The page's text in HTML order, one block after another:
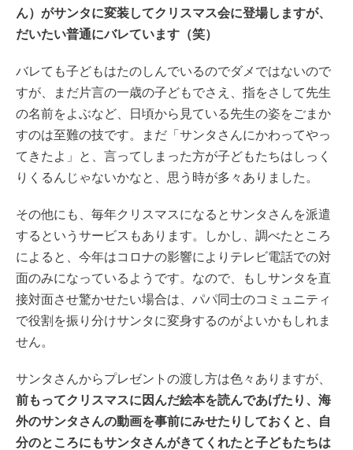
ん）がサンタに変装してクリスマス会に登場しますが、
だいたい普通にバレています（笑）
バレても子どもはたのしんでいるのでダメではないので
すが、まだ片言の一歳の子どもでさえ、指をさして先生
の名前をよぶなど、日頃から見ている先生の姿をごまか
すのは至難の技です。まだ「サンタさんにかわってやっ
てきたよ」と、言ってしまった方が子どもたちはしっく
りくるんじゃないかなと、思う時が多々ありました。
その他にも、毎年クリスマスになるとサンタさんを派遣
するというサービスもあります。しかし、調べたところ
によると、今年はコロナの影響によりテレビ電話での対
面のみになっているようです。なので、もしサンタを直
接対面させ驚かせたい場合は、パパ同士のコミュニティ
で役割を振り分けサンタに変身するのがよいかもしれま
せん。
サンタさんからプレゼントの渡し方は色々ありますが、
前もってクリスマスに因んだ絵本を読んであげたり、海
外のサンタさんの動画を事前にみせたりしておくと、自
分のところにもサンタさんがきてくれたと子どもたちは